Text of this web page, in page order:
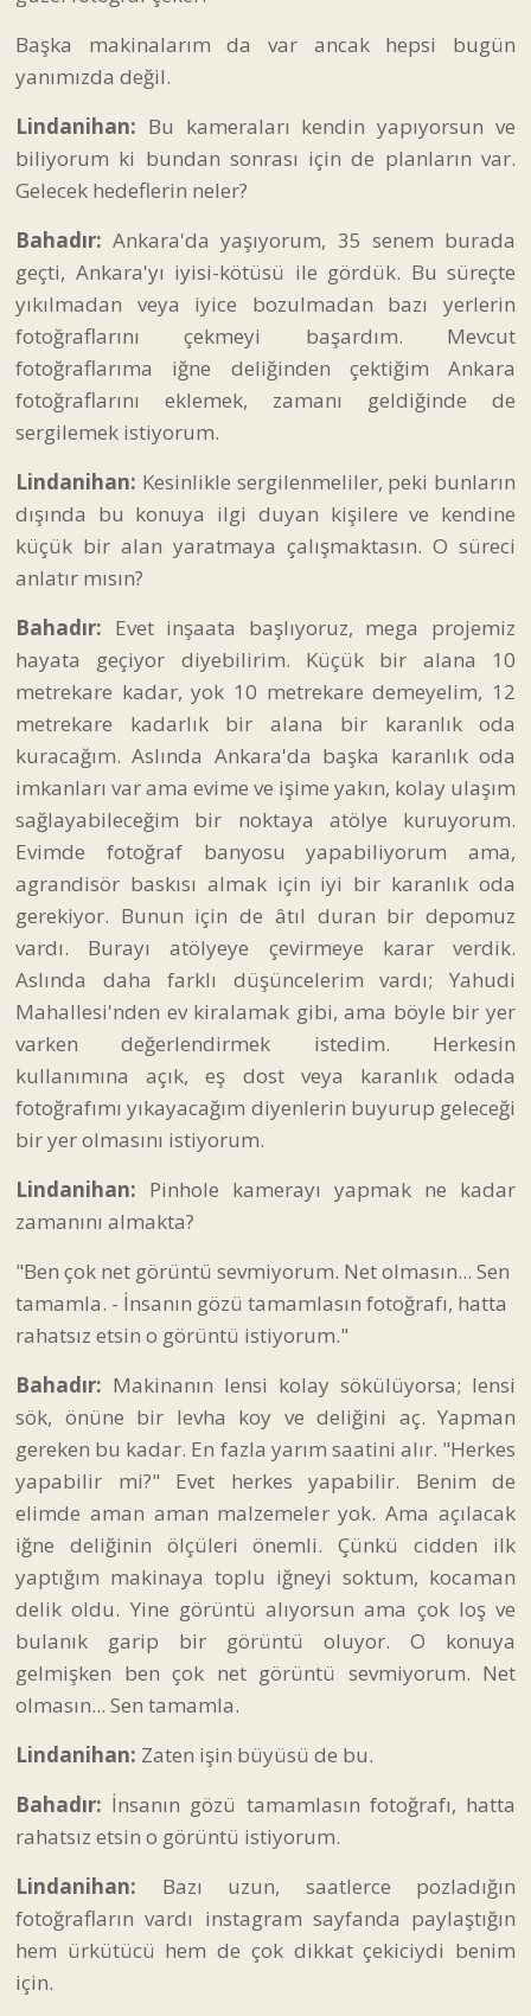
Başka makinalarım da var ancak hepsi bugün
yanımızda değil.
Lindanihan: Bu kameraları kendin yapıyorsun ve
biliyorum ki bundan sonrası için de planların var.
Gelecek hedeflerin neler?
Bahadır:Ankara'da yaşıyorum, 35 senem burada
geçti, Ankara'yı iyisi-kötüsü ile gördük. Bu süreçte
yıkılmadan veya iyice bozulmadan bazı yerlerin
fotoğraflarını çekmeyi başardım. Mevcut
fotoğraflarıma iğne deliğinden çektiğim Ankara
fotoğraflarını eklemek, zamanı geldiğinde de
sergilemek istiyorum.
Lindanihan: Kesinlikle sergilenmeliler, peki bunların
dışında bu konuya ilgi duyan kişilere ve kendine
küçük bir alan yaratmaya çalışmaktasın. O süreci
anlatır mısın?
Bahadır: Evet inşaata başlıyoruz, mega projemiz
hayata geçiyor diyebilirim. Küçük bir alana 10
metrekare kadar, yok 10 metrekare demeyelim, 12
metrekare kadarlık bir alana bir karanlık oda
kuracağım. Aslında Ankara'da başka karanlık oda
imkanları var ama evime ve işime yakın, kolay ulaşım
sağlayabileceğim bir noktaya atölye kuruyorum.
Evimde fotoğraf banyosu yapabiliyorum ama,
agrandisör baskısı almak için iyi bir karanlık oda
gerekiyor. Bunun için de âtıl duran bir depomuz
vardı. Burayı atölyeye çevirmeye karar verdik.
Aslında daha farklı düşüncelerim vardı; Yahudi
Mahallesi'nden ev kiralamak gibi, ama böyle bir yer
varken değerlendirmek istedim. Herkesin
kullanımına açık, eş dost veya karanlık odada
fotoğrafımı yıkayacağım diyenlerin buyurup geleceği
bir yer olmasını istiyorum.
Lindanihan: Pinhole kamerayı yapmak ne kadar
zamanını almakta?
"Ben çok net görüntü sevmiyorum. Net olmasın... Sen
tamamla. - İnsanın gözü tamamlasın fotoğrafı, hatta
rahatsız etsin o görüntü istiyorum."
Bahadır: Makinanın lensi kolay sökülüyorsa; lensi
sök, önüne bir levha koy ve deliğini aç. Yapman
gereken bu kadar. En fazla yarım saatini alır. "Herkes
yapabilir mi?" Evet herkes yapabilir. Benim de
elimde aman aman malzemeler yok. Ama açılacak
iğne deliğinin ölçüleri önemli. Çünkü cidden ilk
yaptığım makinaya toplu iğneyi soktum, kocaman
delik oldu. Yine görüntü alıyorsun ama çok loş ve
bulanık garip bir görüntü oluyor. O konuya
gelmişken ben çok net görüntü sevmiyorum. Net
olmasın... Sen tamamla.
Lindanihan: Zaten işin büyüsü de bu.
Bahadır: İnsanın gözü tamamlasın fotoğrafı, hatta
rahatsız etsin o görüntü istiyorum.
Lindanihan: Bazı uzun, saatlerce pozladığın
fotoğrafların vardı instagram sayfanda paylaştığın
hem ürkütücü hem de çok dikkat çekiciydi benim
için.